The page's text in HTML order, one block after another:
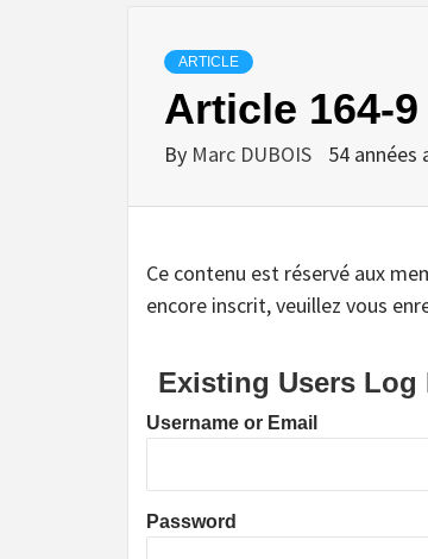
ARTICLE
Article 164-
By Marc DUBOIS 54 années
Ce contenu est réservé aux
encore inscrit, veuillez vous
Existing Users Log
Username or Email
Password